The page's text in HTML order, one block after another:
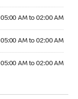
05:00 AM to 02:00 AM
05:00 AM to 02:00 AM
05:00 AM to 02:00 AM